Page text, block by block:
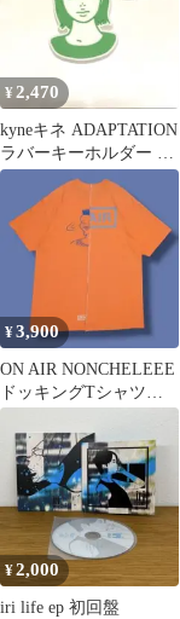
¥2,470
kyneキネ ADAPTATION
ラバーキーホルダー ラ
バーストラップ
¥3,900
ON AIR NONCHELEEE
ドッキングTシャツ
リメイク KYNE
¥2,000
iri life ep 初回盤